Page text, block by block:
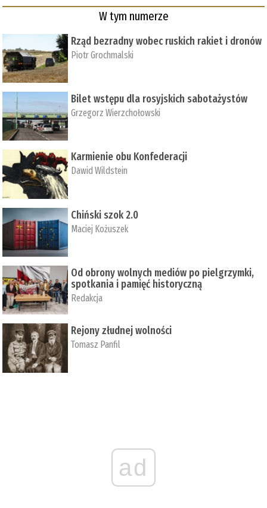
W tym numerze
Rząd bezradny wobec ruskich rakiet i dronów
Piotr Grochmalski
Bilet wstępu dla rosyjskich sabotażystów
Grzegorz Wierzchołowski
Karmienie obu Konfederacji
Dawid Wildstein
Chiński szok 2.0
Maciej Kożuszek
Od obrony wolnych mediów po pielgrzymki,
spotkania i pamięć historyczną
Redakcja
Rejony złudnej wolności
Tomasz Panfil
ad